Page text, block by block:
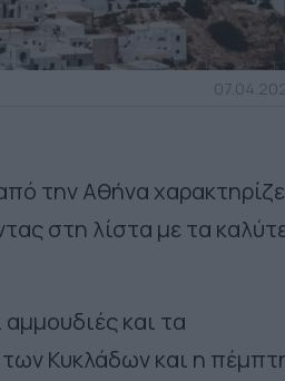
την Αθήνα
στη λίστα με τα
και τα
Κυκλάδων και η